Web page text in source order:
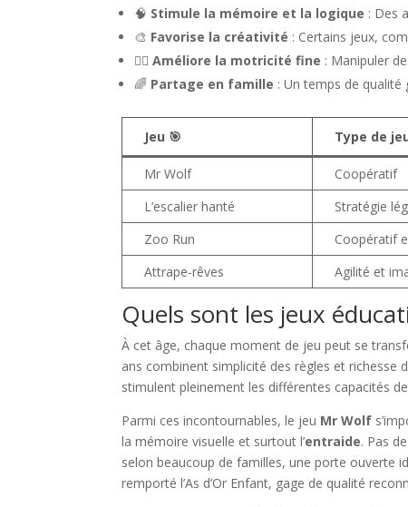
🧠 Stimule la mémoire et la logique : Des
🎨 Favorise la créativité : Certains jeux,
🤸‍♂️Améliore la motricité fine : Manipuler
🌈 Partage en famille : Un temps de
Jeu 🎯 Type de
Mr Wolf Coopératif
L’escalier hanté
Stratégie
Zoo Run
Coopératif
Attrape-rêves
Agilité et
Quels sont les jeux
À cet âge, chaque moment de jeu peut se
ans combinent simplicité des règles et richesse
stimulent pleinement les différentes capacités
Parmi ces incontournables, le jeu Mr Wolf
la mémoire visuelle et surtout l’entraide. Pas
selon beaucoup de familles, une porte ouverte
remporté l’As d’Or Enfant, gage de qualité